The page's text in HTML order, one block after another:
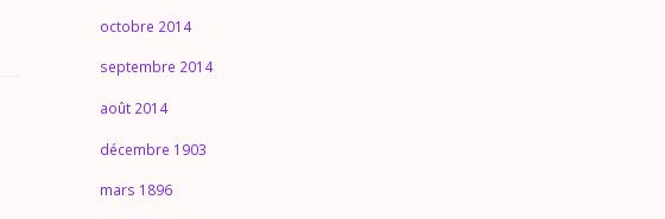
octobre 2014
septembre 2014
août 2014
décembre 1903
mars 1896